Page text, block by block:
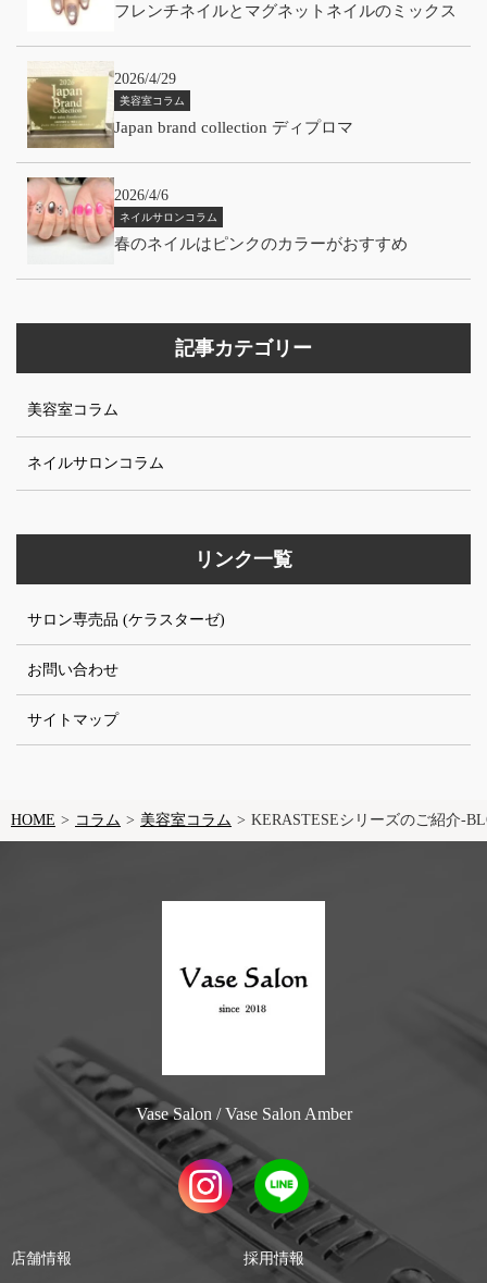
HOME コラム 美容室コラム KERASTESEシリーズのご紹介-
フレンチネイルとマグネットネイルのミックス
2026/4/29
美容室コラム
Japan brand collection ディプロマ
2026/4/6
ネイルサロンコラム
春のネイルはピンクのカラーがおすすめ
記事カテゴリー
美容室コラム
ネイルサロンコラム
リンク一覧
サロン専売品 (ケラスターゼ)
お問い合わせ
サイトマップ
Vase Salon / Vase Salon Amber
店舗情報 採用情報